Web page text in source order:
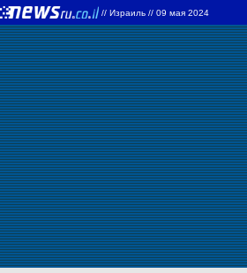
// Израиль // 09 мая 2024